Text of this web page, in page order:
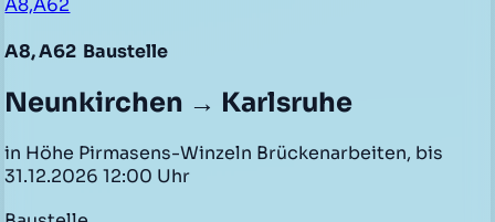
A8,A62
A8, A62 Baustelle
Neunkirchen → Karlsruhe
in Höhe Pirmasens-Winzeln Brückenarbeiten, bis
31.12.2026 12:00 Uhr